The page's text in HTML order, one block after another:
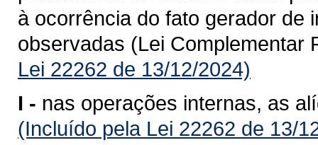
à ocorrência do fato gerador de
observadas (Lei Complementar
Lei 22262 de 13/12/2024)
I - nas operações internas, as
(Incluído pela Lei 22262 de 13/